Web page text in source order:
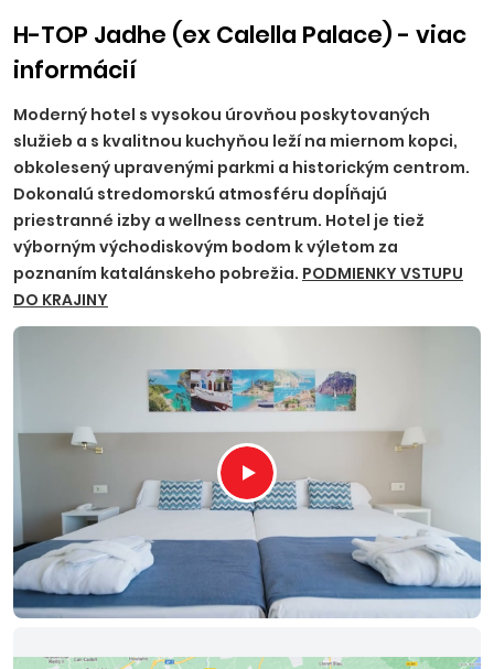
H-TOP Jadhe (ex Calella Palace) - viac
informácií
Moderný hotel s vysokou úrovňou poskytovaných
služieb a s kvalitnou kuchyňou leží na miernom kopci,
obkolesený upravenými parkmi a historickým centrom.
Dokonalú stredomorskú atmosféru dopĺňajú
priestranné izby a wellness centrum. Hotel je tiež
výborným východiskovým bodom k výletom za
poznaním katalánskeho pobrežia. PODMIENKY VSTUPU
DO KRAJINY